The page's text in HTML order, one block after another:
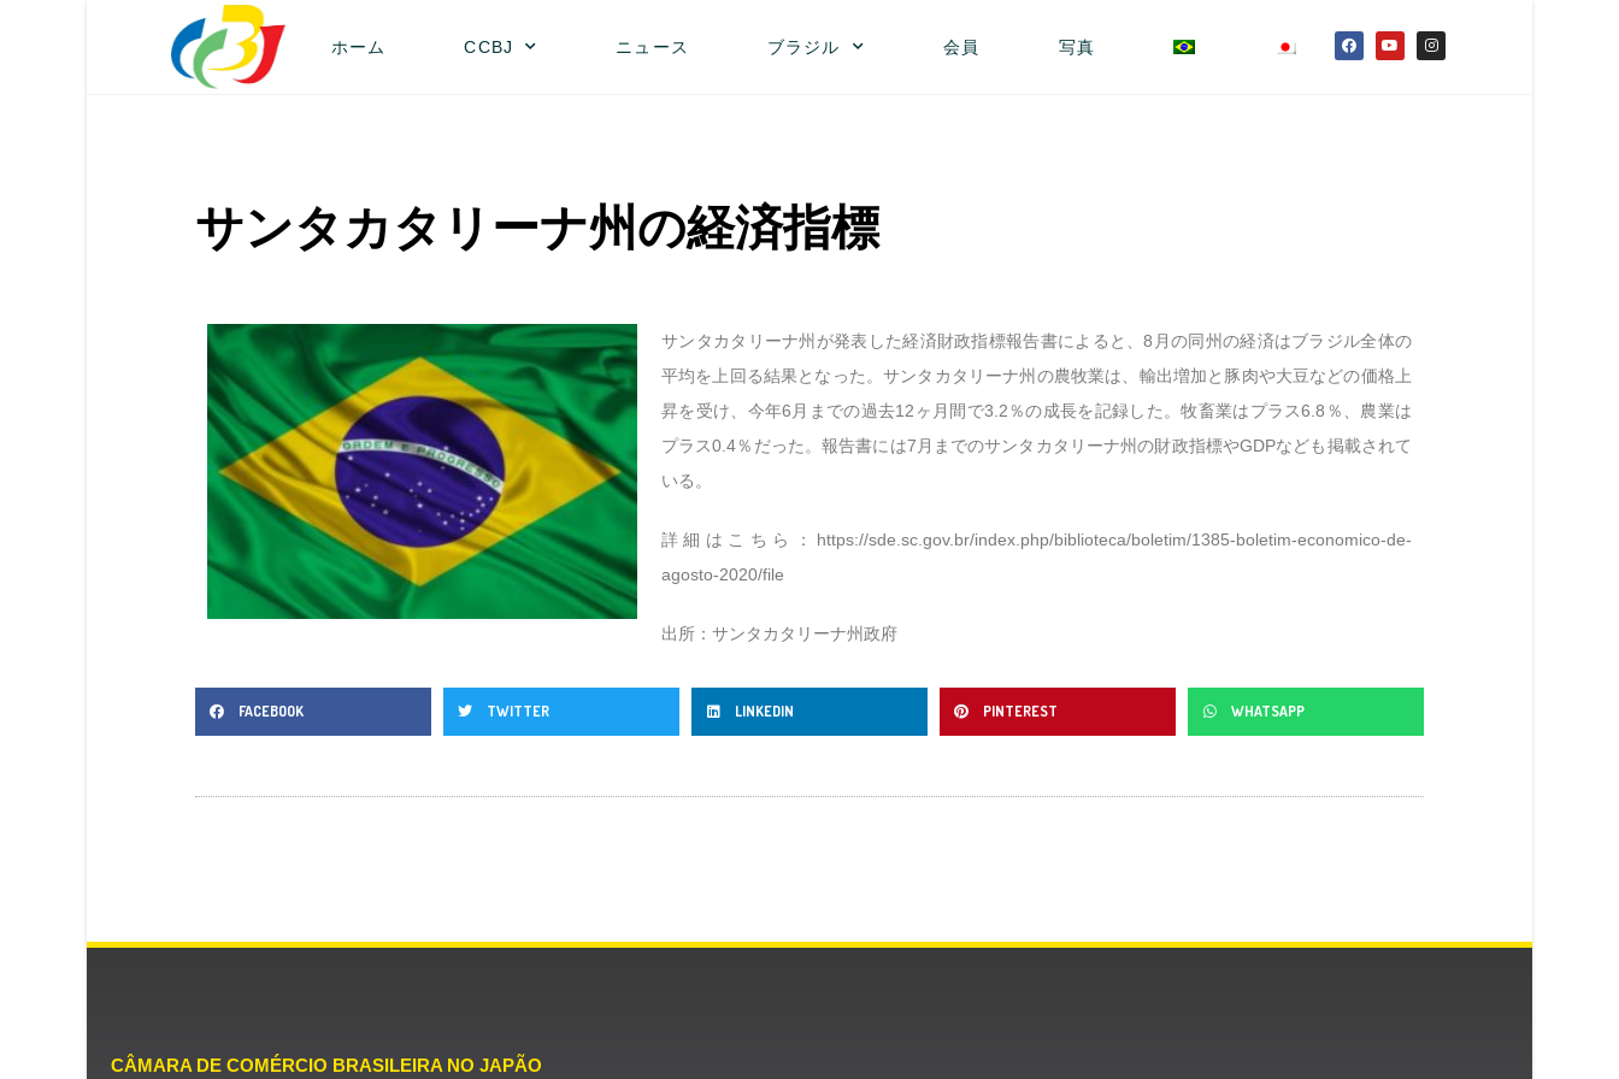
ホーム CCBJ ニュース ブラジル 会員 写真
サンタカタリーナ州の経済指標
サンタカタリーナ州が発表した経済財政指標報告書によると、8月の同州の経済はブラジル全体の
平均を上回る結果となった。サンタカタリーナ州の農牧業は、輸出増加と豚肉や大豆などの価格上
昇を受け、今年6月までの過去12ヶ月間で3.2％の成長を記録した。牧畜業はプラス6.8％、農業は
プラス0.4％だった。報告書には7月までのサンタカタリーナ州の財政指標やGDPなども掲載されて
いる。
詳細はこちら： https://sde.sc.gov.br/index.php/biblioteca/boletim/1385-boletim-economico-de-
agosto-2020/file
出所：サンタカタリーナ州政府
FACEBOOK TWITTER LINKEDIN PINTEREST WHATSAPP
CÂMARA DE COMÉRCIO BRASILEIRA NO JAPÃO